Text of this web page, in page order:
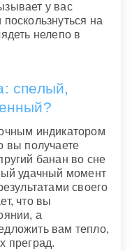
у вас
на
нелепо в
спелый,
индикатором
вы получаете
банан во сне
удачный момент
своего
что вы
а
вам тепло,
преград.